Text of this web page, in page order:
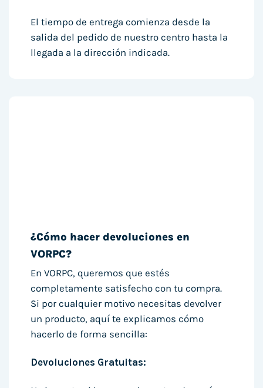
El tiempo de entrega comienza desde la
salida del pedido de nuestro centro hasta la
llegada a la dirección indicada.
¿Cómo hacer devoluciones en
VORPC?
En VORPC, queremos que estés
completamente satisfecho con tu compra.
Si por cualquier motivo necesitas devolver
un producto, aquí te explicamos cómo
hacerlo de forma sencilla:
Devoluciones Gratuitas: